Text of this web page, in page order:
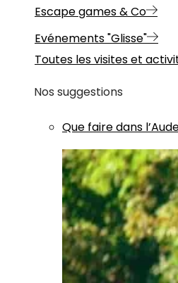
Escape games & Co
Evénements "Glisse"
Toutes les visites et
Nos suggestions
Que faire dans